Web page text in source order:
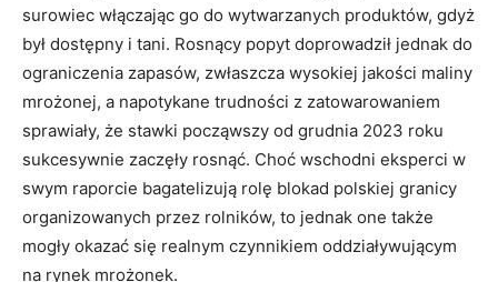
surowiec włączając go do wytwarzanych produktów, gdyż
był dostępny i tani. Rosnący popyt doprowadził jednak do
ograniczenia zapasów, zwłaszcza wysokiej jakości maliny
mrożonej, a napotykane trudności z zatowarowaniem
sprawiały, że stawki począwszy od grudnia 2023 roku
sukcesywnie zaczęły rosnąć. Choć wschodni eksperci w
swym raporcie bagatelizują rolę blokad polskiej granicy
organizowanych przez rolników, to jednak one także
mogły okazać się realnym czynnikiem oddziaływującym
na rynek mrożonek.